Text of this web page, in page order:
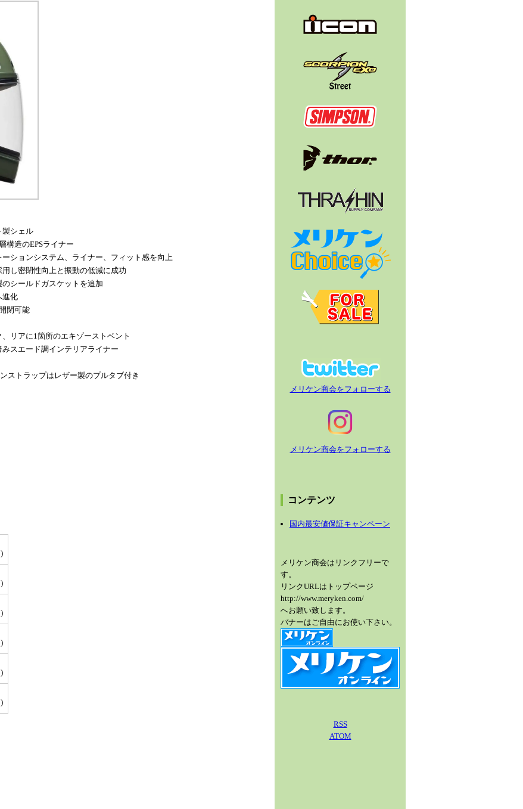
製シェル
構造のEPSライナー
ションシステム、ライナー、フィット感を向上
し密閉性向上と振動の低減に成功
シールドガスケットを追加
進化
閉可能
リアに1箇所のエキゾーストベント
スエード調インテリアライナー
ストラップはレザー製のプルタブ付き
メリケン商会をフォローする
メリケン商会をフォローする
コンテンツ
国内最安値保証キャンペーン
メリケン商会はリンクフリーで
す。
リンクURLはトップページ
http://www.meryken.com/
へお願い致します。
バナーはご自由にお使い下さい。
RSS
ATOM